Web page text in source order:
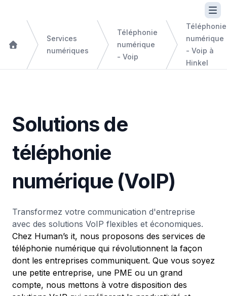
Services
numériques
Téléphonie
numérique
- Voip
Téléphonie
numérique
- Voip à
Hinkel
Solutions de
téléphonie
numérique (VoIP)
Transformez votre communication d'entreprise
avec des solutions VoIP flexibles et économiques.
Chez Human’s it, nous proposons des services de
téléphonie numérique qui révolutionnent la façon
dont les entreprises communiquent. Que vous soyez
une petite entreprise, une PME ou un grand
compte, nous mettons à votre disposition des